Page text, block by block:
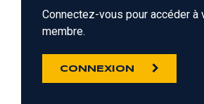
Connectez-vous pour accéder à
membre.
CONNEXION